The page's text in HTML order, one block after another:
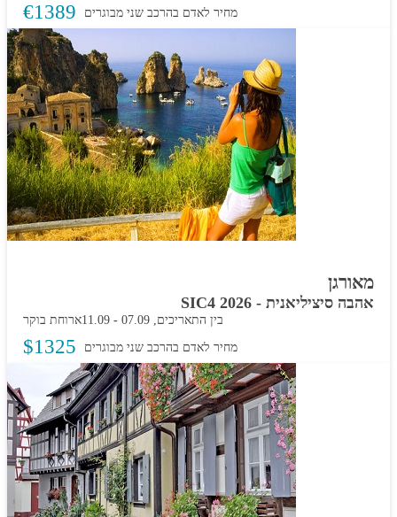
€1389 מחיר לאדם בהרכב שני מבוגרים
מאורגן
בין התאריכים, -
11.09
אהבה סיציליאנית - SIC4 2026
ארוחת בוקר
$1325 מחיר לאדם בהרכב שני מבוגרים